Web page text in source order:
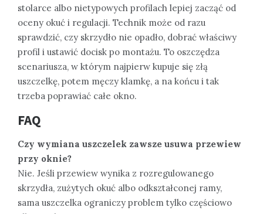
stolarce albo nietypowych profilach lepiej zacząć od
oceny okuć i regulacji. Technik może od razu
sprawdzić, czy skrzydło nie opadło, dobrać właściwy
profil i ustawić docisk po montażu. To oszczędza
scenariusza, w którym najpierw kupuje się złą
uszczelkę, potem męczy klamkę, a na końcu i tak
trzeba poprawiać całe okno.
FAQ
Czy wymiana uszczelek zawsze usuwa przewiew
przy oknie?
Nie. Jeśli przewiew wynika z rozregulowanego
skrzydła, zużytych okuć albo odkształconej ramy,
sama uszczelka ograniczy problem tylko częściowo